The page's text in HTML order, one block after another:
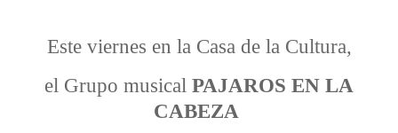
Este viernes en la Casa de la Cultura,
el Grupo musical PAJAROS EN LA
CABEZA